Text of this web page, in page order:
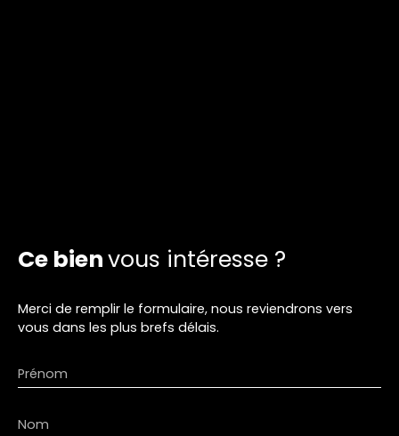
Ce bienvous intéresse ?
Merci de remplir le formulaire, nous reviendrons vers
vous dans les plus brefs délais.
Prénom
Nom